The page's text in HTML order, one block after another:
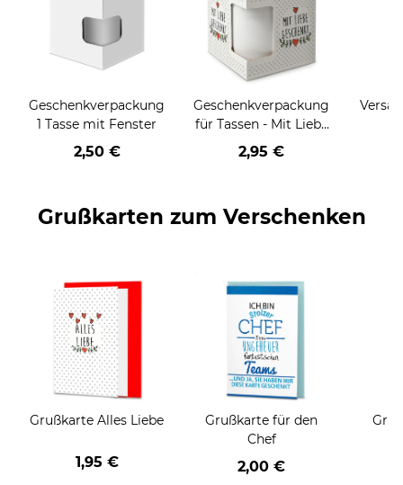
Geschenkverpackung
1 Tasse mit Fenster
2,50 €
Geschenkverpackung
für Tassen - Mit Liebe
geschenkt
2,95 €
Grußkarten zum Verschenken
Grußkarte Alles Liebe
1,95 €
Grußkarte für den
Chef
2,00 €